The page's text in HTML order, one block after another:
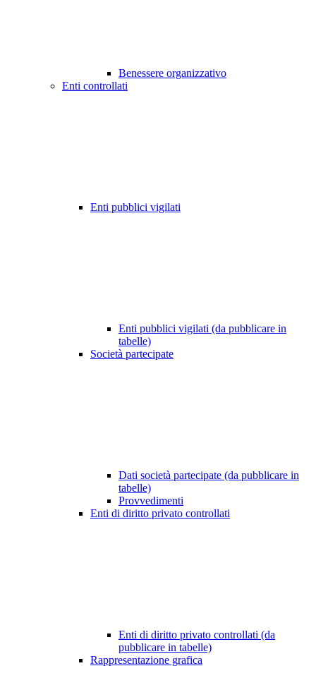
Benessere organizzativo
Enti controllati
Enti pubblici vigilati
Enti pubblici vigilati (da pubblicare in
tabelle)
Società partecipate
Dati società partecipate (da pubblicare in
tabelle)
Provvedimenti
Enti di diritto privato controllati
Enti di diritto privato controllati (da
pubblicare in tabelle)
Rappresentazione grafica